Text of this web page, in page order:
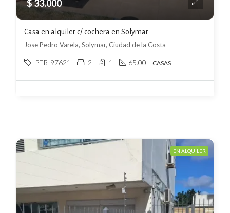
$ 33.000
Casa en alquiler c/ cochera en Solymar
Jose Pedro Varela, Solymar, Ciudad de la Costa
PER-97621 2 1 65.00 CASAS
EN ALQUILER